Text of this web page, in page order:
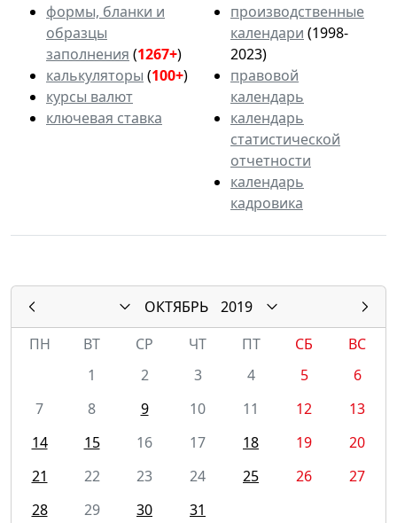
формы, бланки и
образцы
заполнения (1267+)
калькуляторы (100+)
курсы валют
ключевая ставка
производственные
календари (1998-
2023)
правовой
календарь
календарь
статистической
отчетности
календарь
кадровика
ОКТЯБРЬ
2019
ПН
ВТ СР ЧТ ПТ СБ
ВС
1
2 3 4 5
6
7
8 9 10 11 12
13
14
15 16 17 18 19
20
21
22 23 24 25 26
27
28
29 30 31